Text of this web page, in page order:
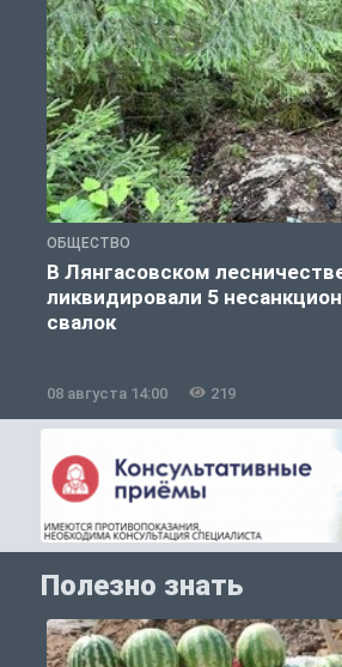
ОБЩЕСТВО
В Лянгасовском
ликвидировали 5
свалок
08 августа 14:00 219
Полезно знать